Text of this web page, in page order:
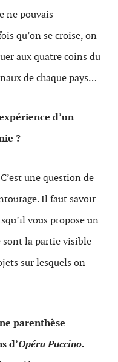
ne pouvais
qu’on se croise, on
aux quatre coins du
de chaque pays…
d’un
?
une question de
Il faut savoir
vous propose un
sont la partie visible
sur lesquels on
parenthèse
d’Opéra Puccino.